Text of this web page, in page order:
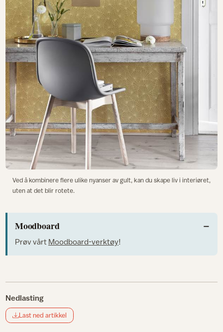
Ved å kombinere flere ulike nyanser av gult, kan du skape liv i interiøret,
uten at det blir rotete.
Moodboard
Prøv vårt Moodboard-verktøy!
Nedlasting
Last ned artikkel